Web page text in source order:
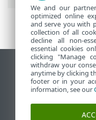
End of Life
ESET Kennisbank
ESET-forum
We and our
optimized online
and serve you with
collection of all
decline all non-
essential cookies
clicking "Manage
withdraw your
anytime by clicking
footer or in your
information, see our